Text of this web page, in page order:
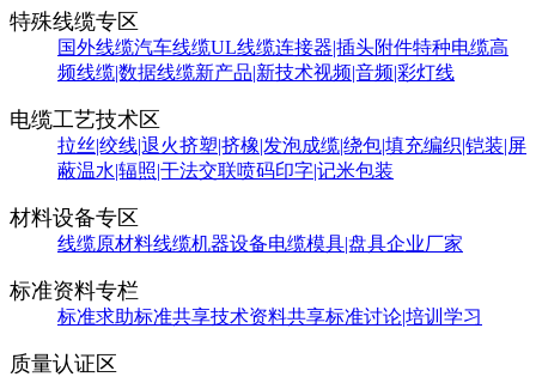
特殊线缆专区
国外线缆汽车线缆UL线缆连接器|插头附件特种电缆高
频线缆|数据线缆新产品|新技术视频|音频|彩灯线
电缆工艺技术区
拉丝|绞线|退火挤塑|挤橡|发泡成缆|绕包|填充编织|铠装|屏
蔽温水|辐照|干法交联喷码印字|记米包装
材料设备专区
线缆原材料线缆机器设备电缆模具|盘具企业厂家
标准资料专栏
标准求助标准共享技术资料共享标准讨论|培训学习
质量认证区